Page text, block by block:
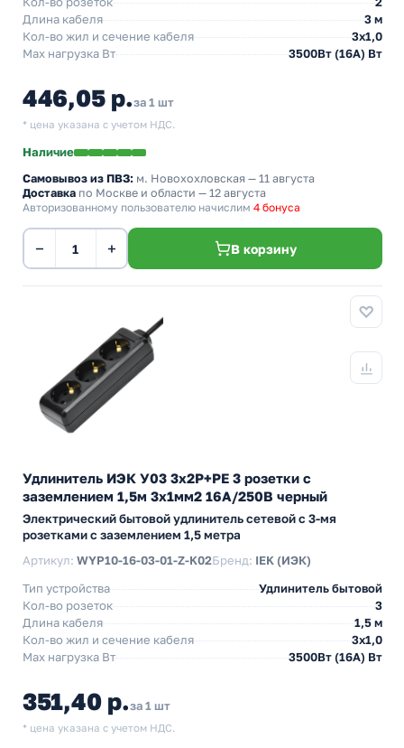
Длина кабеля
3 м
Кол-во жил и сечение кабеля
3х1,0
Max нагрузка Вт
3500Вт (16А) Вт
446,05 р.за 1 шт
* цена указана с учетом НДС.
Наличие
Самовывоз из ПВЗ: м. Новохохловская — 11 августа
Доставка по Москве и области — 12 августа
Авторизованному пользователю начислим 4 бонуса
− + В корзину
Удлинитель ИЭК У03 3х2P+PE 3 розетки с
заземлением 1,5м 3х1мм2 16А/250В черный
Электрический бытовой удлинитель сетевой с 3-мя
розетками с заземлением 1,5 метра
Артикул: WYP10-16-03-01-Z-K02Бренд: IEK (ИЭК)
Тип устройства
Удлинитель бытовой
Кол-во розеток
3
Длина кабеля
1,5 м
Кол-во жил и сечение кабеля
3х1,0
Max нагрузка Вт
3500Вт (16А) Вт
351,40 р.за 1 шт
* цена указана с учетом НДС.